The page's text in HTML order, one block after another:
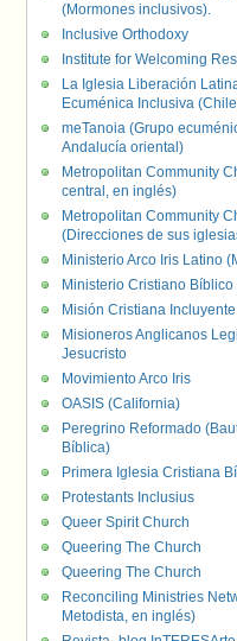
(Mormones inclusivos).
Inclusive Orthodoxy
Institute for Welcoming
La Iglesia Liberación
Ecuménica Inclusiva
meTanoia (Grupo
Andalucía oriental)
Metropolitan Community
central, en inglés)
Metropolitan Community
(Direcciones de sus
Ministerio Arco Iris Latino
Ministerio Cristiano
Misión Cristiana
Misioneros Anglicanos
Jesucristo
Movimiento Arco Iris
OASIS (California)
Peregrino Reformado
Bíblica)
Primera Iglesia Cristiana
Protestants Inclusius
Queer Spirit Church
Queering The Church
Queering The Church
Reconciling Ministries
Metodista, en inglés)